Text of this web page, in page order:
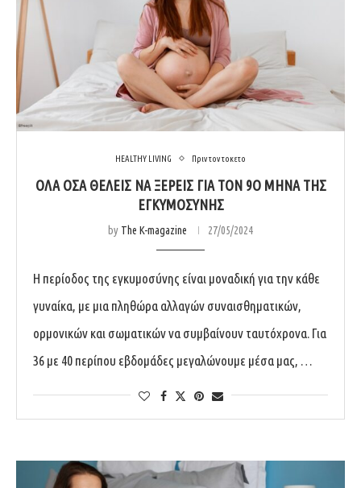
HEALTHY LIVING Πριν τον τοκετο
ΟΛΑ ΟΣΑ ΘΕΛΕΙΣ ΝΑ ΞΕΡΕΙΣ ΓΙΑ ΤΟΝ 9O ΜΗΝΑ ΤΗΣ
ΕΓΚΥΜΟΣΥΝΗΣ
by The K-magazine 27/05/2024
Η περίοδος της εγκυμοσύνης είναι μοναδική για την κάθε
γυναίκα, με μια πληθώρα αλλαγών συναισθηματικών,
ορμονικών και σωματικών να συμβαίνουν ταυτόχρονα. Για
36 με 40 περίπου εβδομάδες μεγαλώνουμε μέσα μας, …